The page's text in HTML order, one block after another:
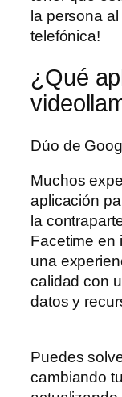
la persona
telefónica!
¿Qué
Dúo de
Muchos
aplicación
la
Facetime en
una
calidad con
datos y
Puedes
cambiando